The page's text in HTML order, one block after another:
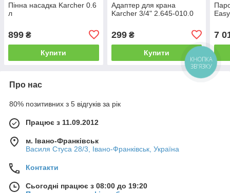
Пінна насадка Karcher 0.6
л
899 ₴
Купити
Адаптер для крана
Karcher 3/4" 2.645-010.0
299₴
Купити
7
Про нас
80% позитивних з 5 відгуків за рік
Працює з 11.09.2012
м. Івано-Франківськ
Василя Стуса 28/3, Івано-Франківськ, Україна
Контакти
Сьогодні працює з 08:00 до 19:20
КНОПКА
ЗВ'ЯЗКУ